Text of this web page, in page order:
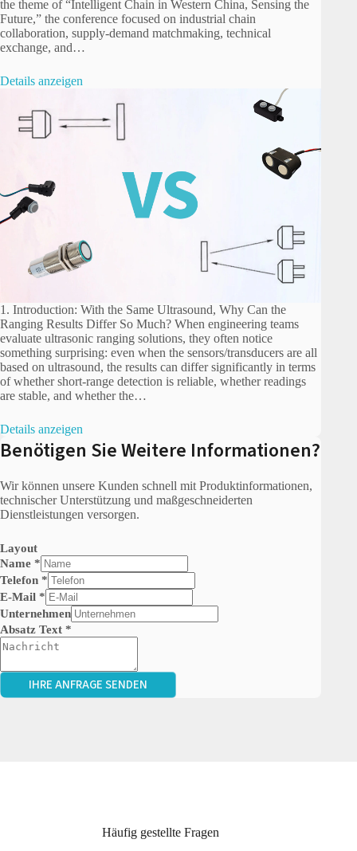
the theme of “Intelligent Chain in Western China, Sensing the
Future,” the conference focused on industrial chain
collaboration, supply-demand matchmaking, technical
exchange, and…
Details anzeigen
1. Introduction: With the Same Ultrasound, Why Can the
Ranging Results Differ So Much? When engineering teams
evaluate ultrasonic ranging solutions, they often notice
something surprising: even when the sensors/transducers are all
based on ultrasound, the results can differ significantly in terms
of whether short-range detection is reliable, whether readings
are stable, and whether the…
Details anzeigen
Benötigen Sie Weitere Informationen?
Wir können unsere Kunden schnell mit Produktinformationen,
technischer Unterstützung und maßgeschneiderten
Dienstleistungen versorgen.
Layout
Name *
Telefon *
E-Mail *
Unternehmen
Absatz Text *
IHRE ANFRAGE SENDEN
Häufig gestellte Fragen